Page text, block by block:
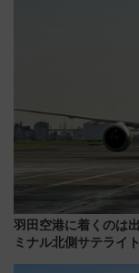
羽田空港に着くのは
ミナル北側サテライ